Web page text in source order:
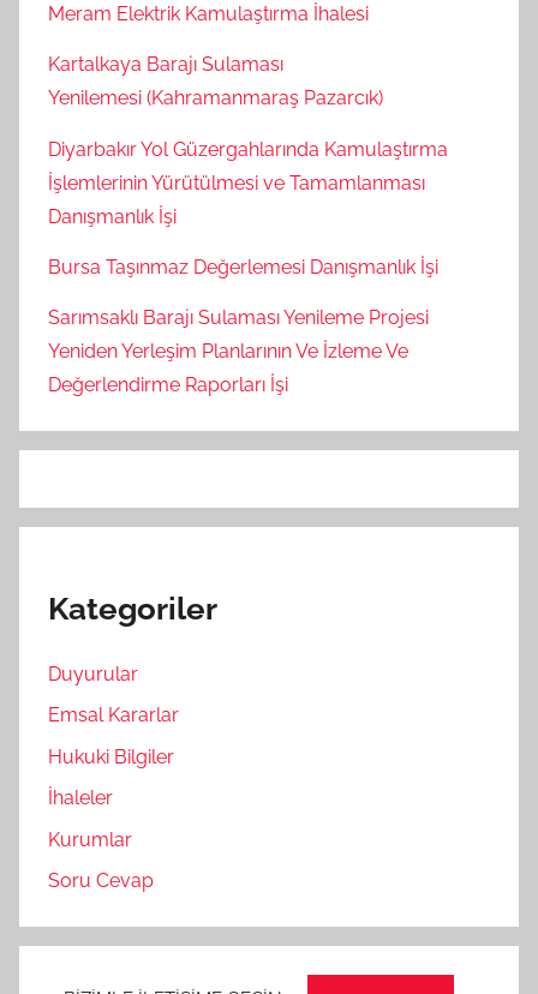
Meram Elektrik Kamulaştırma İhalesi
Kartalkaya Barajı Sulaması
Yenilemesi (Kahramanmaraş Pazarcık)
Diyarbakır Yol Güzergahlarında Kamulaştırma
İşlemlerinin Yürütülmesi ve Tamamlanması
Danışmanlık İşi
Bursa Taşınmaz Değerlemesi Danışmanlık İşi
Sarımsaklı Barajı Sulaması Yenileme Projesi
Yeniden Yerleşim Planlarının Ve İzleme Ve
Değerlendirme Raporları İşi
Kategoriler
Duyurular
Emsal Kararlar
Hukuki Bilgiler
İhaleler
Kurumlar
Soru Cevap